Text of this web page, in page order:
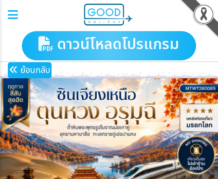
ดาวน์โหลดโปรแกรม
ย้อนกลับ